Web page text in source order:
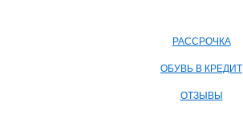
РАССРОЧКА
ОБУВЬ В КРЕДИТ
ОТЗЫВЫ